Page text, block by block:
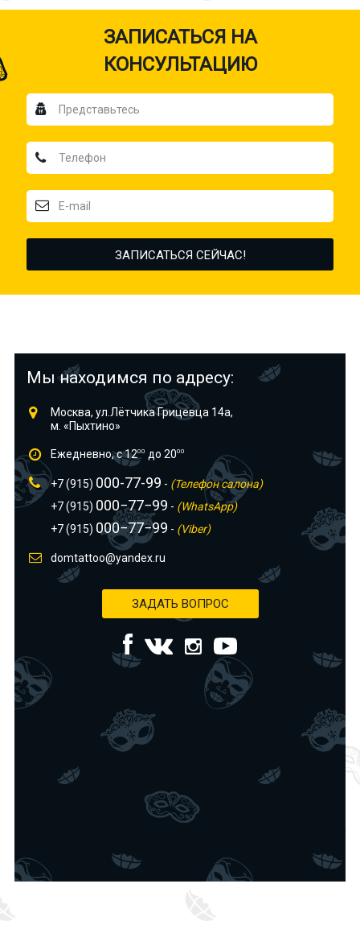
ЗАПИСАТЬСЯ НА
КОНСУЛЬТАЦИЮ
Мы находимся по адресу:
Москва, ул.Лётчика Грицевца 14а,
м. «Пыхтино»
Ежедневно, с 1200 до 2000
+7 (915) 000-77-99 - (Телефон салона)
+7 (915) 000−77−99 - (WhatsApp)
+7 (915) 000−77−99 - (Viber)
domtattoo@yandex.ru
ЗАДАТЬ ВОПРОС